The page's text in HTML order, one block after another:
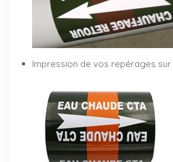
Impression de vos repérages